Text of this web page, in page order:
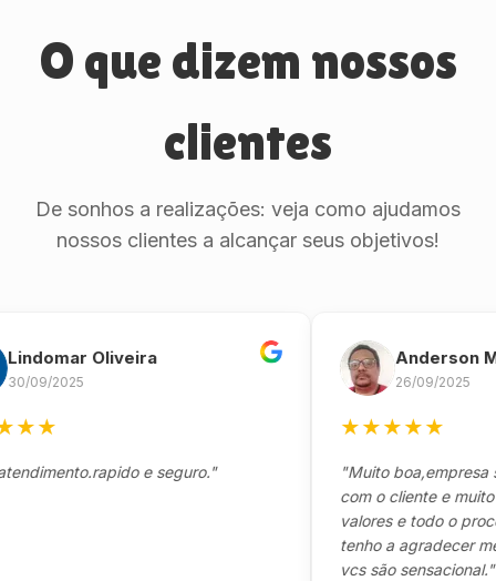
O que dizem nossos
clientes
De sonhos a realizações: veja como ajudamos
nossos clientes a alcançar seus objetivos!
Oliveira
2025
★
e seguro."
Anderson
26/09/2025
★★★★
"Muito boa,empresa
com o cliente e muito
valores e todo o
tenho a agradecer
vcs são sensacional."